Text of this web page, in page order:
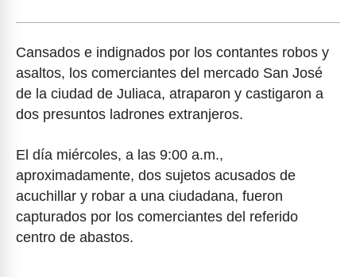
Cansados e indignados por los contantes robos y
asaltos, los comerciantes del mercado San José
de la ciudad de Juliaca, atraparon y castigaron a
dos presuntos ladrones extranjeros.
El día miércoles, a las 9:00 a.m.,
aproximadamente, dos sujetos acusados de
acuchillar y robar a una ciudadana, fueron
capturados por los comerciantes del referido
centro de abastos.